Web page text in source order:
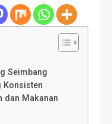
Seimbang
Konsisten
dan Makanan